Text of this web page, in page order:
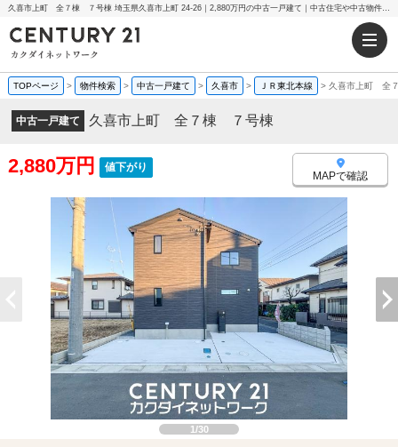
久喜市上町 全７棟 ７号棟 埼玉県久喜市上町 24-26｜2,880万円の中古一戸建て｜中古住宅や中古物件情報｜センチュリー21カクダイネットワーク
TOPページ > 物件検索 > 中古一戸建て > 久喜市 > ＪＲ東北本線 > 久喜市上町 全
中古一戸建て 久喜市上町 全７棟 ７号棟
2,880万円 値下がり
MAPで確認
1/30